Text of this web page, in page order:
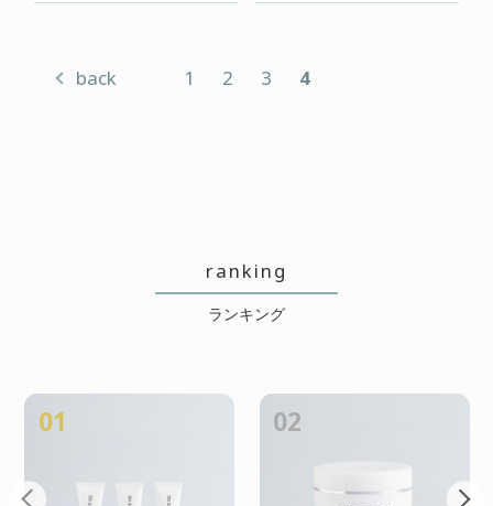
back 1 2 3 4
ranking
ランキング
01 02